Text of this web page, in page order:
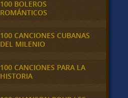
100 BOLEROS
ROMÁNTICOS
100 CANCIONES CUBANAS
DEL MILENIO
100 CANCIONES PARA LA
HISTORIA